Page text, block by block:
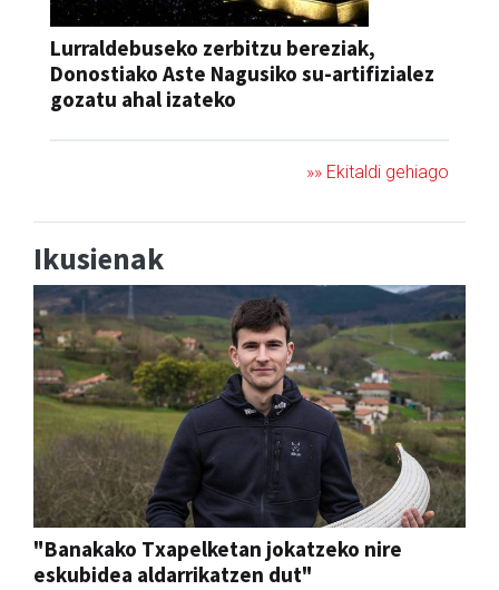
Lurraldebuseko zerbitzu bereziak,
Donostiako Aste Nagusiko su-artifizialez
gozatu ahal izateko
»» Ekitaldi gehiago
Ikusienak
"Banakako Txapelketan jokatzeko nire
eskubidea aldarrikatzen dut"